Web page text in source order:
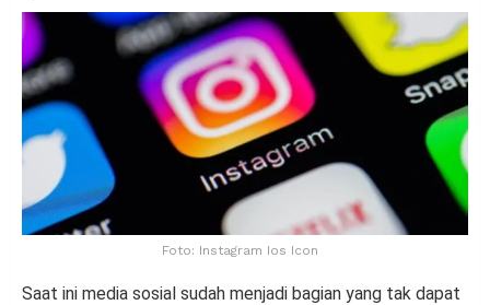
Foto: Instagram Ios Icon
Saat ini media sosial sudah menjadi bagian yang tak dapat